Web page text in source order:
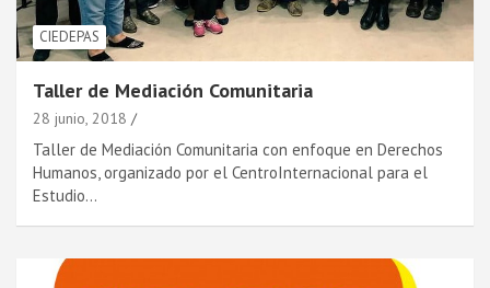
CIEDEPAS
Taller de Mediación Comunitaria
28 junio, 2018
Taller de Mediación Comunitaria con enfoque en Derechos
Humanos, organizado por el CentroInternacional para el
Estudio…